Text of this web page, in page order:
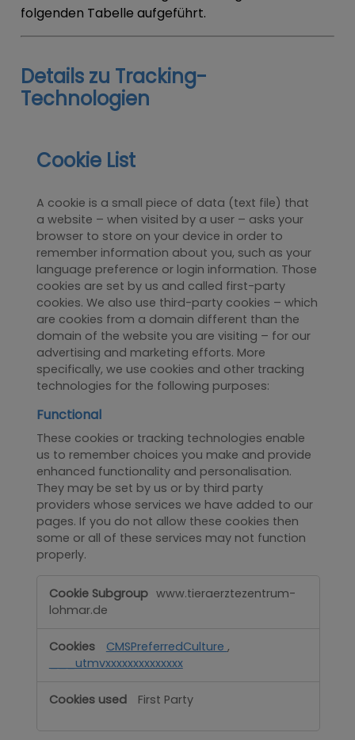
folgenden Tabelle aufgeführt.
Details zu Tracking-
Technologien
Cookie List
A cookie is a small piece of data (text file) that
a website – when visited by a user – asks your
browser to store on your device in order to
remember information about you, such as your
language preference or login information. Those
cookies are set by us and called first-party
cookies. We also use third-party cookies – which
are cookies from a domain different than the
domain of the website you are visiting – for our
advertising and marketing efforts. More
specifically, we use cookies and other tracking
technologies for the following purposes:
Functional
These cookies or tracking technologies enable
us to remember choices you make and provide
enhanced functionality and personalisation.
They may be set by us or by third party
providers whose services we have added to our
pages. If you do not allow these cookies then
some or all of these services may not function
properly.
Functional
www.tieraerztezentrum-
lohmar.de
CMSPreferredCulture ,
___utmvxxxxxxxxxxxxxx
First Party